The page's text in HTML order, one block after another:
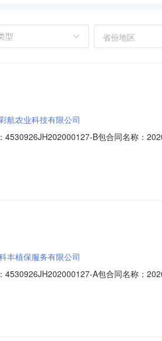
省份地区
航农业科技有限公司
B包合同名称：
万元合同签订日期：2020-06-18合同
丰植保服务有限公司
A包合同名称：
万元合同签订日期：2020-06-18合同